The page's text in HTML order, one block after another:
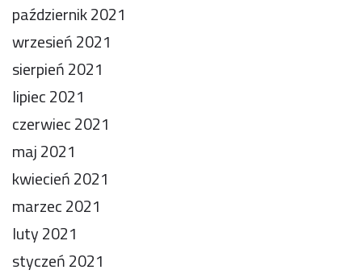
październik 2021
wrzesień 2021
sierpień 2021
lipiec 2021
czerwiec 2021
maj 2021
kwiecień 2021
marzec 2021
luty 2021
styczeń 2021